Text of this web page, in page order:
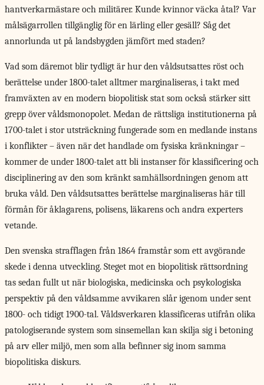
hantverkarmästare och militärer. Kunde kvinnor väcka åtal? Var
målsägarrollen tillgänglig för en lärling eller gesäll? Såg det
annorlunda ut på landsbygden jämfört med staden?
Vad som däremot blir tydligt är hur den våldsutsattes röst och
berättelse under 1800-talet alltmer marginaliseras, i takt med
framväxten av en modern biopolitisk stat som också stärker sitt
grepp över våldsmonopolet. Medan de rättsliga institutionerna på
1700-talet i stor utsträckning fungerade som en medlande instans
i konflikter – även när det handlade om fysiska kränkningar –
kommer de under 1800-talet att bli instanser för klassificering och
disciplinering av den som kränkt samhällsordningen genom att
bruka våld. Den våldsutsattes berättelse marginaliseras här till
förmån för åklagarens, polisens, läkarens och andra experters
vetande.
Den svenska strafflagen från 1864 framstår som ett avgörande
skede i denna utveckling. Steget mot en biopolitisk rättsordning
tas sedan fullt ut när biologiska, medicinska och psykologiska
perspektiv på den våldsamme avvikaren slår igenom under sent
1800- och tidigt 1900-tal. Våldsverkaren klassificeras utifrån olika
patologiserande system som sinsemellan kan skilja sig i betoning
på arv eller miljö, men som alla befinner sig inom samma
biopolitiska diskurs.